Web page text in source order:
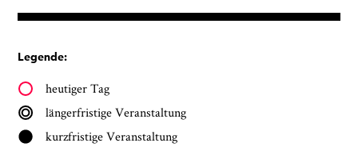
Legende:
heutiger Tag
längerfristige Veranstaltung
kurzfristige Veranstaltung